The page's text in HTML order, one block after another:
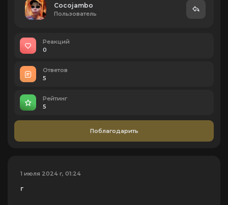
Cocojambo
Пользователь
Реакций
0
Ответов
5
Рейтинг
5
Поблагодарить
1 июля 2024 г, 01:24
г